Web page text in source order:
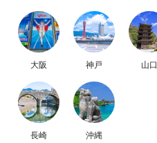
大阪 神戸 山口
長崎 沖縄